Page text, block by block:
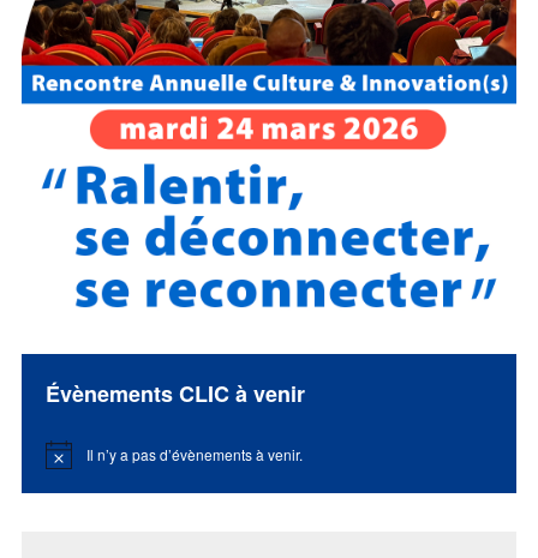
Évènements CLIC à venir
Notice Il n’y a pas d’évènements à venir.